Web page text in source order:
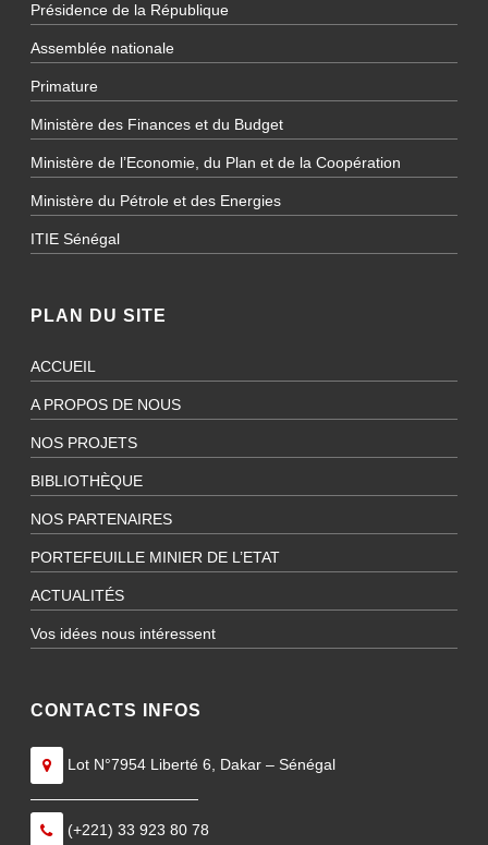
Présidence de la République
Assemblée nationale
Primature
Ministère des Finances et du Budget
Ministère de l’Economie, du Plan et de la Coopération
Ministère du Pétrole et des Energies
ITIE Sénégal
PLAN DU SITE
ACCUEIL
A PROPOS DE NOUS
NOS PROJETS
BIBLIOTHÈQUE
NOS PARTENAIRES
PORTEFEUILLE MINIER DE L’ETAT
ACTUALITÉS
Vos idées nous intéressent
CONTACTS INFOS
Lot N°7954 Liberté 6, Dakar – Sénégal
———————————
(+221) 33 923 80 78